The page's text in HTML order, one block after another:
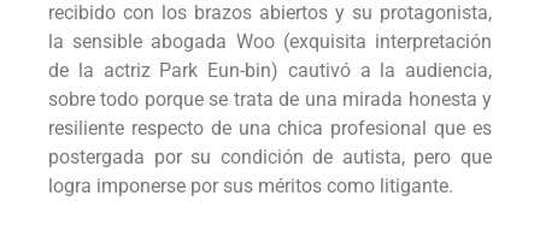
recibido con los brazos abiertos y su protagonista,
la sensible abogada Woo (exquisita interpretación
de la actriz Park Eun-bin) cautivó a la audiencia,
sobre todo porque se trata de una mirada honesta y
resiliente respecto de una chica profesional que es
postergada por su condición de autista, pero que
logra imponerse por sus méritos como litigante.